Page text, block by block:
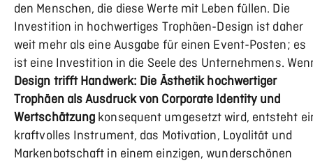
den Menschen, die diese Werte mit Leben füllen. Die
Investition in hochwertiges Trophäen-Design ist daher
weit mehr als eine Ausgabe für einen Event-Posten; es
ist eine Investition in die Seele des Unternehmens.
Design trifft Handwerk: Die Ästhetik hochwertiger
Trophäen als Ausdruck von Corporate Identity und
Wertschätzung konsequent umgesetzt wird, entsteht
kraftvolles Instrument, das Motivation, Loyalität und
Markenbotschaft in einem einzigen, wunderschönen